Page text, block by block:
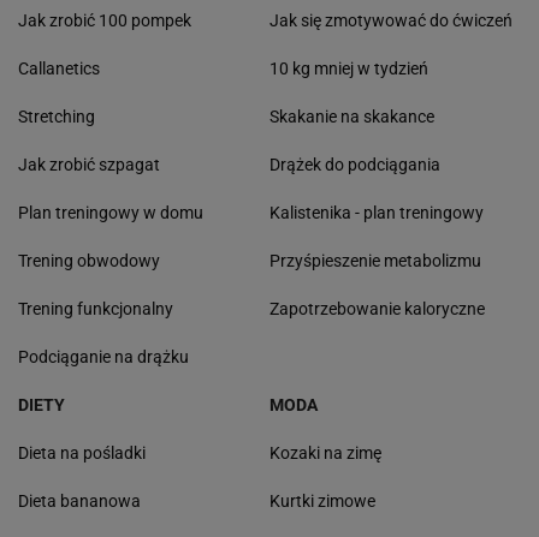
Jak zrobić 100 pompek
Callanetics
Stretching
Jak zrobić szpagat
Plan treningowy w domu
Trening obwodowy
Trening funkcjonalny
Podciąganie na drążku
Jak się zmotywować do ćwiczeń
10 kg mniej w tydzień
Skakanie na skakance
Drążek do podciągania
Kalistenika - plan treningowy
Przyśpieszenie metabolizmu
Zapotrzebowanie kaloryczne
DIETY
Dieta na pośladki
Dieta bananowa
MODA
Kozaki na zimę
Kurtki zimowe